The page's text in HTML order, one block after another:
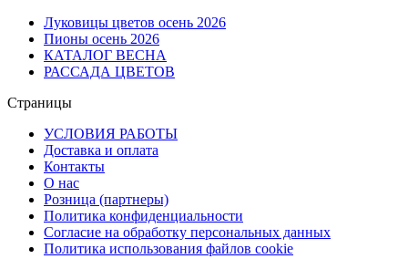
Луковицы цветов осень 2026
Пионы осень 2026
КАТАЛОГ ВЕСНА
РАССАДА ЦВЕТОВ
Страницы
УСЛОВИЯ РАБОТЫ
Доставка и оплата
Контакты
О наc
Розница (партнеры)
Политика конфиденциальности
Согласие на обработку персональных данных
Политика использования файлов сookie